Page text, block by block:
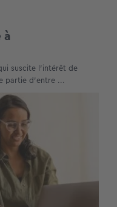
suscite l’intérêt de
partie d’entre ...